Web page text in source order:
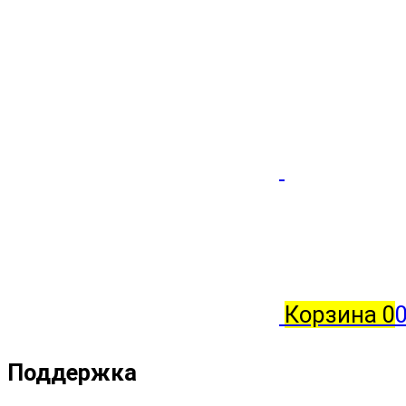
Корзина 0
Поддержка